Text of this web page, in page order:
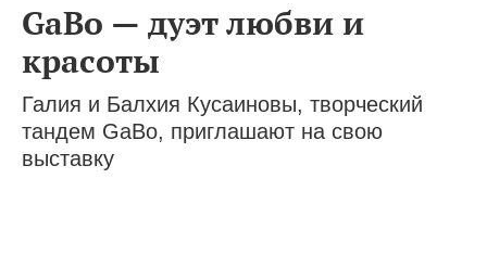
GaBo — дуэт любви и
красоты
Галия и Балхия Кусаиновы, творческий
тандем GaBo, приглашают на свою
выставку